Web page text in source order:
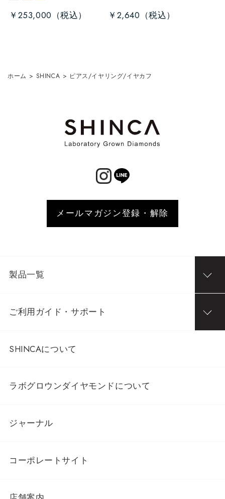
￥253,000 ￥2,640
ホーム > SHINCA > ピアス/イヤリング/イヤカフ
メールマガジン登録・解除
製品一覧
ご利用ガイド・サポート
SHINCAについて
ラボグロウンダイヤモンドについて
ジャーナル
コーポレートサイト